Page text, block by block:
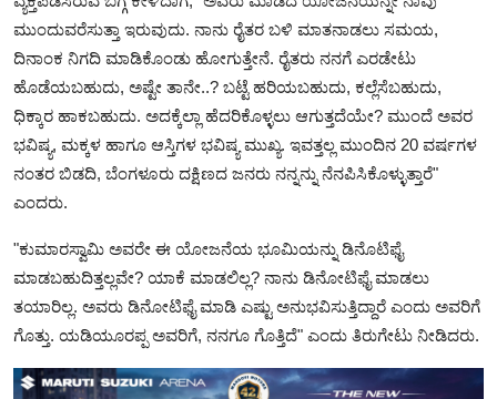
ಮುಂದುವರೆಸುತ್ತಾ ಇರುವುದು. ನಾನು ರೈತರ ಬಳಿ ಮಾತನಾಡಲು ಸಮಯ,
ದಿನಾಂಕ ನಿಗದಿ ಮಾಡಿಕೊಂಡು ಹೋಗುತ್ತೇನೆ. ರೈತರು ನನಗೆ ಎರಡೇಟು
ಹೊಡೆಯಬಹುದು, ಅಷ್ಟೇ ತಾನೇ..? ಬಟ್ಟೆ ಹರಿಯಬಹುದು, ಕಲ್ಲೆಸೆಬಹುದು,
ಧಿಕ್ಕಾರ ಹಾಕಬಹುದು. ಅದಕ್ಕೆಲ್ಲಾ ಹೆದರಿಕೊಳ್ಳಲು ಆಗುತ್ತದೆಯೇ? ಮುಂದೆ ಅವರ
ಭವಿಷ್ಯ, ಮಕ್ಕಳ ಹಾಗೂ ಆಸ್ತಿಗಳ ಭವಿಷ್ಯ ಮುಖ್ಯ. ಇವತ್ತಲ್ಲ ಮುಂದಿನ 20 ವರ್ಷಗಳ
ನಂತರ ಬಿಡದಿ, ಬೆಂಗಳೂರು ದಕ್ಷಿಣದ ಜನರು ನನ್ನನ್ನು ನೆನಪಿಸಿಕೊಳ್ಳುತ್ತಾರೆ"
ಎಂದರು.
"ಕುಮಾರಸ್ವಾಮಿ ಅವರೇ ಈ ಯೋಜನೆಯ ಭೂಮಿಯನ್ನು ಡಿನೊಟಿಫೈ
ಮಾಡಬಹುದಿತ್ತಲ್ಲವೇ? ಯಾಕೆ ಮಾಡಲಿಲ್ಲ? ನಾನು ಡಿನೋಟಿಫೈ ಮಾಡಲು
ತಯಾರಿಲ್ಲ. ಅವರು ಡಿನೋಟಿಫೈ ಮಾಡಿ ಎಷ್ಟು ಅನುಭವಿಸುತ್ತಿದ್ದಾರೆ ಎಂದು ಅವರಿಗೆ
ಗೊತ್ತು‌. ಯಡಿಯೂರಪ್ಪ ಅವರಿಗೆ, ನನಗೂ ಗೊತ್ತಿದೆ" ಎಂದು ತಿರುಗೇಟು ನೀಡಿದರು‌.